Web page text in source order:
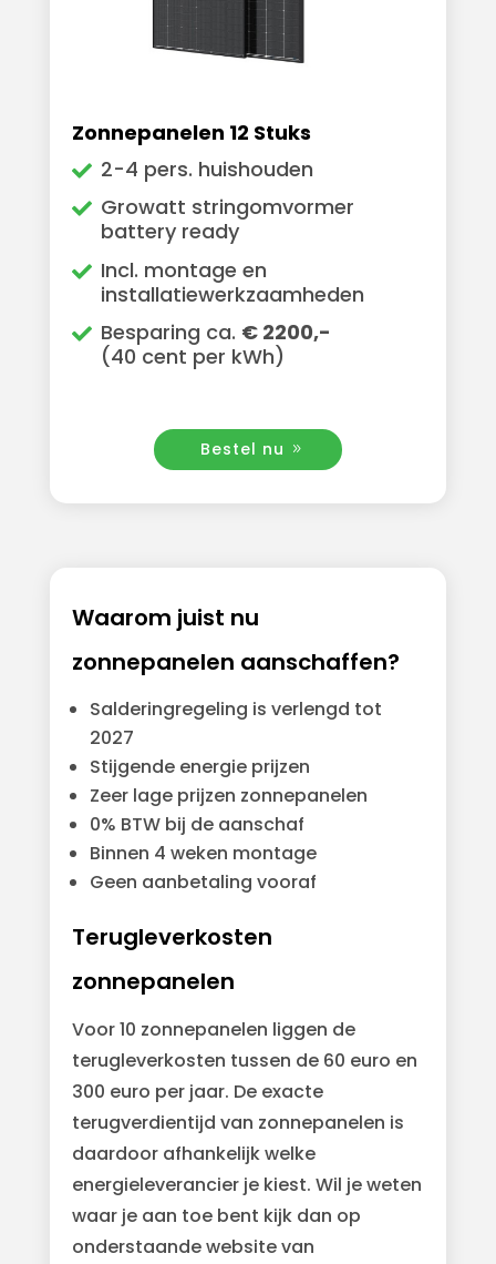
Zonnepanelen 12 Stuks
2-4 pers. huishouden
Growatt stringomvormer
battery ready
Incl. montage en
installatiewerkzaamheden
Besparing ca. € 2200,-
(40 cent per kWh)
Bestel nu
Waarom juist nu
zonnepanelen aanschaffen?
Salderingregeling is verlengd tot
2027
Stijgende energie prijzen
Zeer lage prijzen zonnepanelen
0% BTW bij de aanschaf
Binnen 4 weken montage
Geen aanbetaling vooraf
Terugleverkosten
zonnepanelen
Voor 10 zonnepanelen liggen de
terugleverkosten tussen de 60 euro en
300 euro per jaar. De exacte
terugverdientijd van zonnepanelen is
daardoor afhankelijk welke
energieleverancier je kiest. Wil je weten
waar je aan toe bent kijk dan op
onderstaande website van